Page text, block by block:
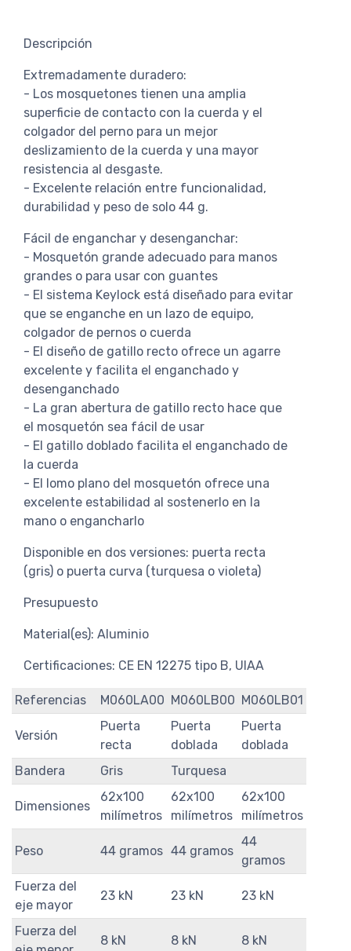
Descripción
Extremadamente duradero:
- Los mosquetones tienen una amplia
superficie de contacto con la cuerda y el
colgador del perno para un mejor
deslizamiento de la cuerda y una mayor
resistencia al desgaste.
- Excelente relación entre funcionalidad,
durabilidad y peso de solo 44 g.
Fácil de enganchar y desenganchar:
- Mosquetón grande adecuado para manos
grandes o para usar con guantes
- El sistema Keylock está diseñado para evitar
que se enganche en un lazo de equipo,
colgador de pernos o cuerda
- El diseño de gatillo recto ofrece un agarre
excelente y facilita el enganchado y
desenganchado
- La gran abertura de gatillo recto hace que
el mosquetón sea fácil de usar
- El gatillo doblado facilita el enganchado de
la cuerda
- El lomo plano del mosquetón ofrece una
excelente estabilidad al sostenerlo en la
mano o engancharlo
Disponible en dos versiones: puerta recta
(gris) o puerta curva (turquesa o violeta)
Presupuesto
Material(es): Aluminio
Certificaciones: CE EN 12275 tipo B, UIAA
Referencias M060LA00 M060LB00 M060LB01
Versión
Puerta
recta
Puerta
doblada
Puerta
doblada
Bandera
Gris Turquesa
Dimensiones
62x100
milímetros
62x100
milímetros
62x100
milímetros
Peso 44 gramos 44 gramos
44
gramos
Fuerza del
eje mayor
23 kN 23 kN 23 kN
Fuerza del
8 kN 8 kN 8 kN